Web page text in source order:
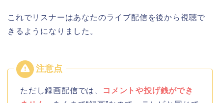
これでリスナーはあなたのライブ配信を後から視聴で
きるようになりました。
ただし録画配信では、
コメントや投げ銭ができ